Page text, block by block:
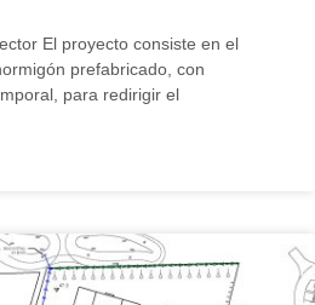
El proyecto consiste en el
prefabricado, con
para redirigir el